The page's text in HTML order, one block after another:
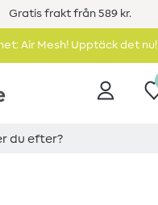
Gratis frakt från 589 kr.
Air Mesh! Upptäck det nu!